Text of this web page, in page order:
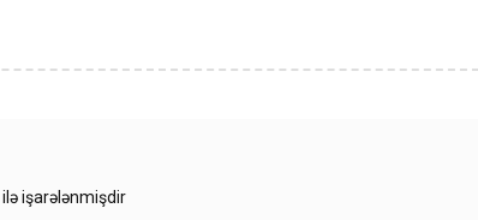
ilə işarələnmişdir